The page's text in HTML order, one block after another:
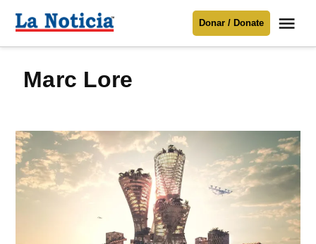
Para mantenerte informado necesitamos
contenido
Noticia
Donar / Donate
Marc Lore